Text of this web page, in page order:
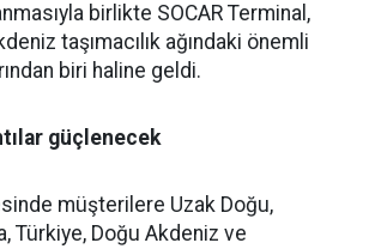
birlikte SOCAR Terminal,
taşımacılık ağındaki önemli
biri haline geldi.
güçlenecek
müşterilere Uzak Doğu,
Türkiye, Doğu Akdeniz ve